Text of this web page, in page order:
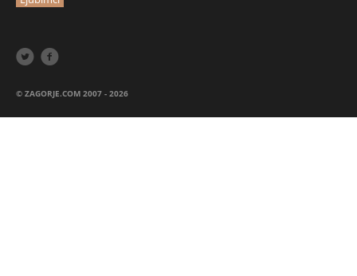
 
© ZAGORJE.COM 2007 - 2026